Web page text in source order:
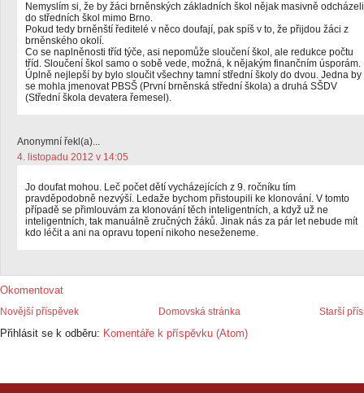
Nemyslím si, že by žáci brněnských základních škol nějak masivně odcházeli
do středních škol mimo Brno.
Pokud tedy brněnští ředitelé v něco doufají, pak spíš v to, že přijdou žáci z
brněnského okolí.
Co se naplněnosti tříd týče, asi nepomůže sloučení škol, ale redukce počtu
tříd. Sloučení škol samo o sobě vede, možná, k nějakým finančním úsporám.
Úplně nejlepší by bylo sloučit všechny tamní střední školy do dvou. Jedna by
se mohla jmenovat PBSŠ (První brněnská střední škola) a druhá SŠDV
(Střední škola devatera řemesel).
Anonymní řekl(a)...
4. listopadu 2012 v 14:05
Jo doufat mohou. Leč počet dětí vycházejících z 9. ročníku tím
pravděpodobně nezvýší. Ledaže bychom přistoupili ke klonování. V tomto
případě se přimlouvám za klonování těch inteligentních, a když už ne
inteligentních, tak manuálně zručných žáků. Jinak nás za pár let nebude mít
kdo léčit a ani na opravu topení nikoho neseženeme.
Okomentovat
Novější příspěvek Starší
Domovská stránka
Přihlásit se k odběru: Komentáře k příspěvku (Atom)